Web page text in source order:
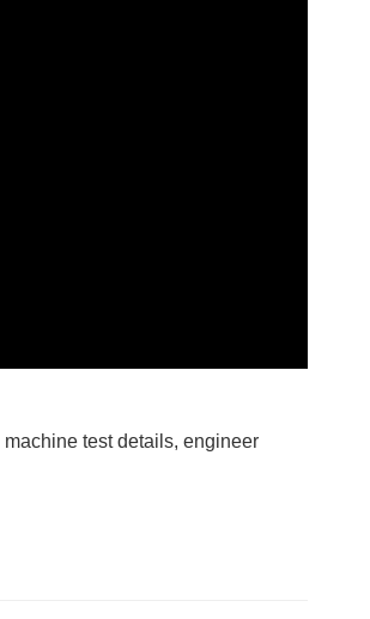
test details, engineer